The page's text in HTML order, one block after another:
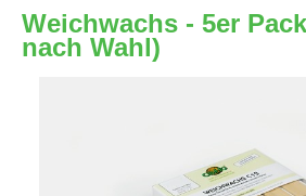
Weichwachs - 5er
nach Wahl)